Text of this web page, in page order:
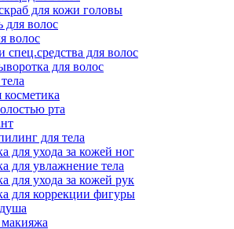
для кожи головы
волос
волос
спец.средства для волос
для волос
косметика
рта
для тела
для ухода за кожей ног
для увлажнение тела
для ухода за кожей рук
для коррекции фигуры